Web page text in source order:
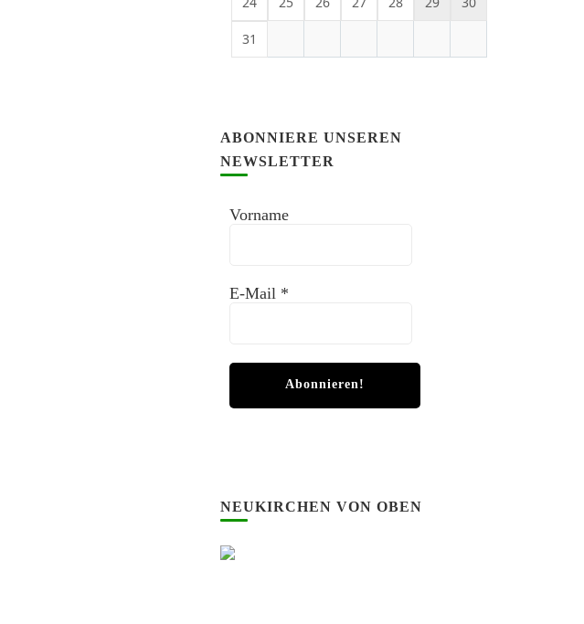
31
ABONNIERE UNSEREN
NEWSLETTER
Vorname
E-Mail *
NEUKIRCHEN VON OBEN